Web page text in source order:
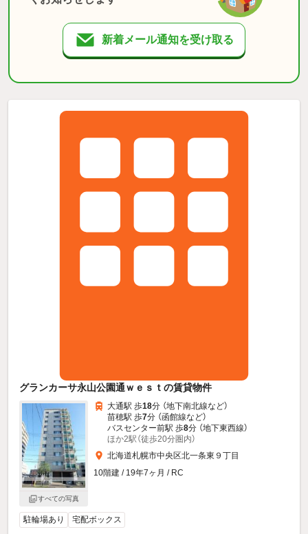
新着メール通知を受け取る
グランカーサ永山公園通ｗｅｓｔの賃貸物件
すべての写真
大通駅 歩18分 （地下南北線など）
苗穂駅 歩7分 （函館線など）
バスセンター前駅 歩8分 （地下東西線）
ほか2駅（徒歩20分圏内）
北海道札幌市中央区北一条東９丁目
10階建 / 19年7ヶ月 / RC
駐輪場あり 宅配ボックス